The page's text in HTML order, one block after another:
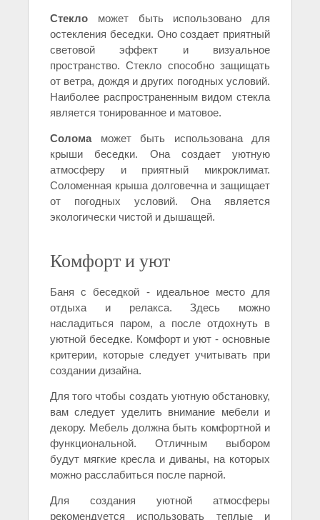
Стекло может быть использовано для
остекления беседки. Оно создает приятный
световой эффект и визуальное
пространство. Стекло способно защищать
от ветра, дождя и других погодных условий.
Наиболее распространенным видом стекла
является тонированное и матовое.
Соломаможет быть использована для
крыши беседки. Она создает уютную
атмосферу и приятный микроклимат.
Соломенная крыша долговечна и защищает
от погодных условий. Она является
экологически чистой и дышащей.
Комфорт и уют
Баня с беседкой - идеальное место для
отдыха и релакса. Здесь можно
насладиться паром, а после отдохнуть в
уютной беседке. Комфорт и уют - основные
критерии, которые следует учитывать при
создании дизайна.
Для того чтобы создать уютную обстановку,
вам следует уделить внимание мебели и
декору. Мебель должна быть комфортной и
функциональной. Отличным выбором
будут мягкие кресла и диваны, на которых
можно расслабиться после парной.
Для создания уютной атмосферы
рекомендуется использовать теплые и